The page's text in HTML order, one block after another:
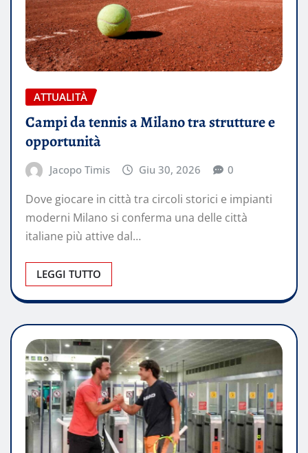
ATTUALITÀ
Campi da tennis a Milano tra strutture e
opportunità
Jacopo Timis Giu 30, 2026 0
Dove giocare in città tra circoli storici e impianti
moderni Milano si conferma una delle città
italiane più attive dal…
LEGGI TUTTO